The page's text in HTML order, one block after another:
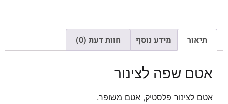
תיאור מידע נוסף חוות דעת (0)
אטם שפה לצינור
אטם לצינור פלסטיק, אטם משופר.